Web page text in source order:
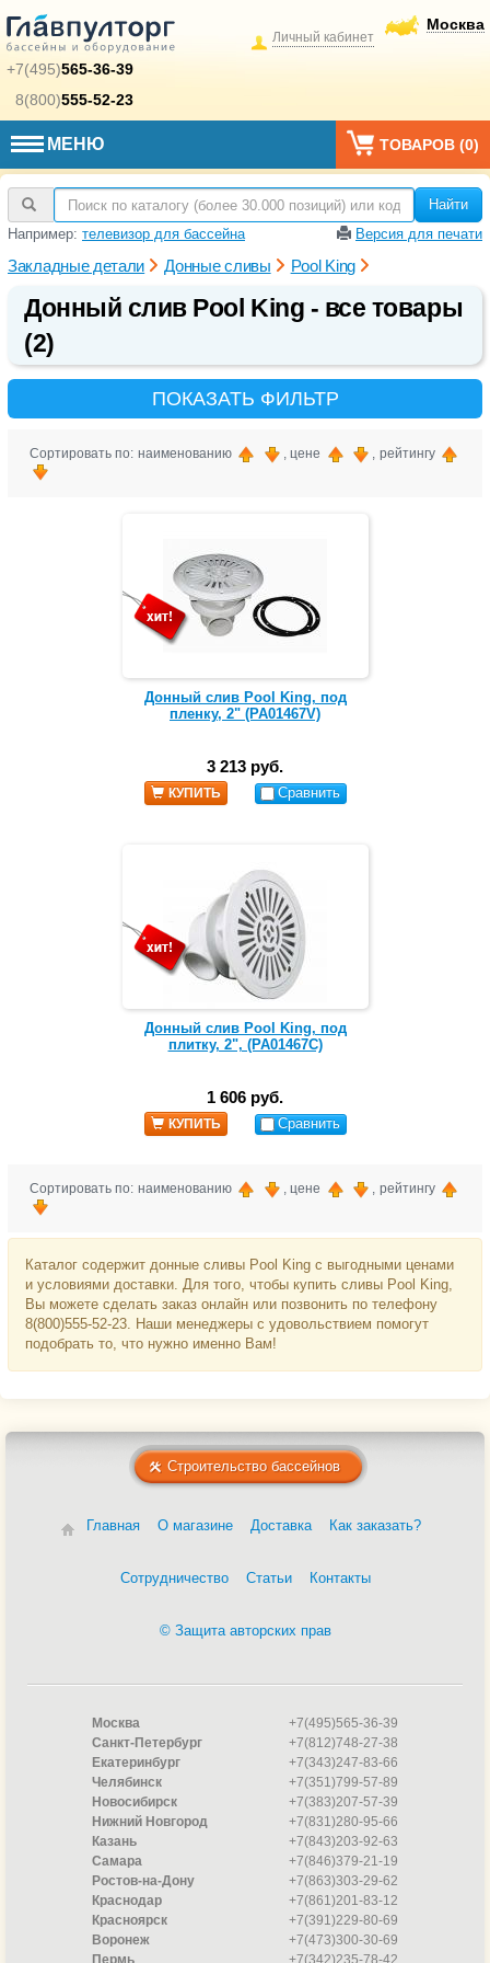
+7(495)565-36-39
8(800)555-52-23
Москва
Личный кабинет
МЕНЮ ТОВАРОВ (0)
Найти
Например: телевизор для бассейна Версия для печати
Закладные детали Донные сливы Pool King
Донный слив Pool King - все товары
(2)
ПОКАЗАТЬ ФИЛЬТР
Сортировать по: наименованию , цене , рейтингу
Донный слив Pool King, под
пленку, 2" (PA01467V)
3 213 руб.
КУПИТЬ Сравнить
Донный слив Pool King, под
плитку, 2", (PA01467C)
1 606 руб.
КУПИТЬ Сравнить
Сортировать по: наименованию , цене , рейтингу
Каталог содержит донные сливы Pool King с выгодными ценами
и условиями доставки. Для того, чтобы купить сливы Pool King,
Вы можете сделать заказ онлайн или позвонить по телефону
8(800)555-52-23. Наши менеджеры с удовольствием помогут
подобрать то, что нужно именно Вам!
Строительство бассейнов
Главная О магазине Доставка Как заказать?
Сотрудничество Статьи Контакты
© Защита авторских прав
Москва
+7(495)565-36-39
Санкт-Петербург
+7(812)748-27-38
Екатеринбург
+7(343)247-83-66
Челябинск
+7(351)799-57-89
Новосибирск
+7(383)207-57-39
Нижний Новгород
+7(831)280-95-66
Казань
+7(843)203-92-63
Самара
+7(846)379-21-19
Ростов-на-Дону
+7(863)303-29-62
Краснодар
+7(861)201-83-12
Красноярск
+7(391)229-80-69
Воронеж
+7(473)300-30-69